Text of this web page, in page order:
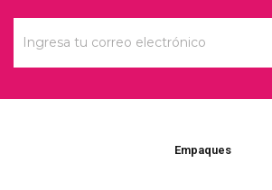
Empaques